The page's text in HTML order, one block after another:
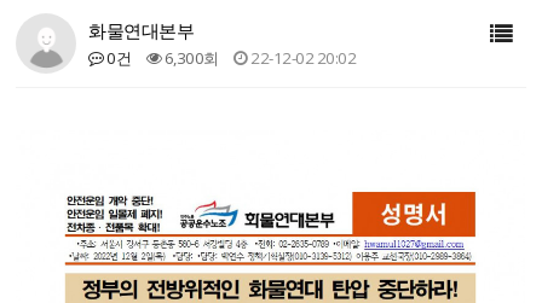
화물연대본부
0건 6,300회 22-12-02 20:02